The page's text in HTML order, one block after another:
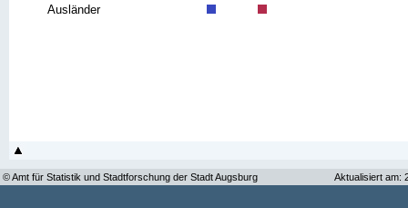
Ausländer
© Amt für Statistik und Stadtforschung der Stadt Augsburg Aktualisiert am: